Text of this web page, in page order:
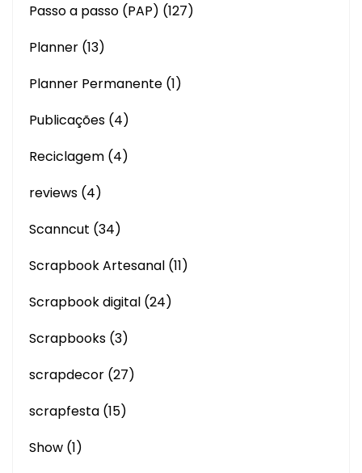
Passo a passo (PAP) (127)
Planner (13)
Planner Permanente (1)
Publicações (4)
Reciclagem (4)
reviews (4)
Scanncut (34)
Scrapbook Artesanal (11)
Scrapbook digital (24)
Scrapbooks (3)
scrapdecor (27)
scrapfesta (15)
Show (1)